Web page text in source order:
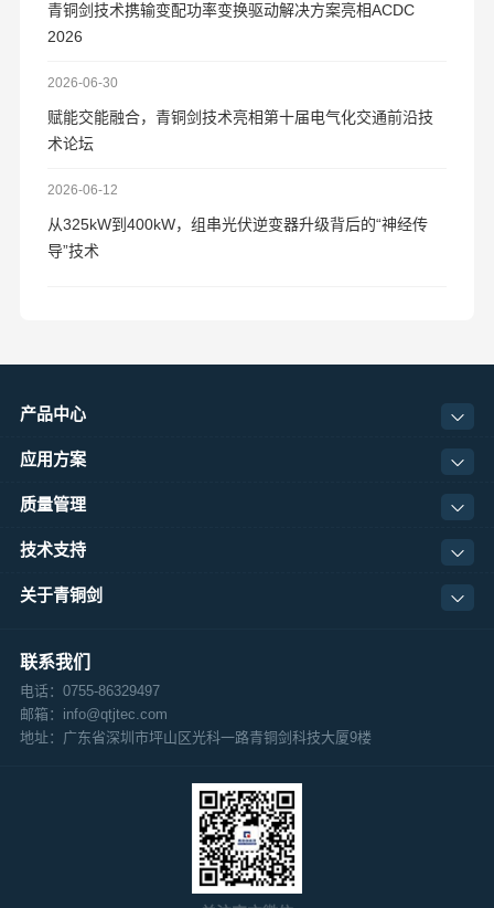
青铜剑技术携输变配功率变换驱动解决方案亮相ACDC
2026
2026-06-30
赋能交能融合，青铜剑技术亮相第十届电气化交通前沿技
术论坛
2026-06-12
从325kW到400kW，组串光伏逆变器升级背后的“神经传
导”技术
产品中心
应用方案
质量管理
技术支持
关于青铜剑
联系我们
电话：0755-86329497
邮箱：info@qtjtec.com
地址： 广东省深圳市坪山区光科一路青铜剑科技大厦9楼